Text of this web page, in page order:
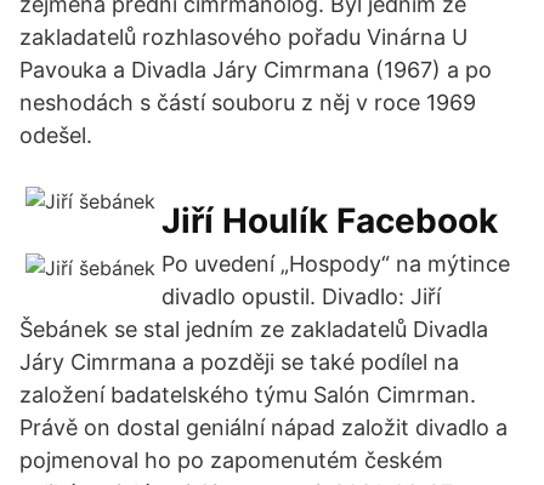
zakladatelů rozhlasového pořadu Vinárna U
Pavouka a Divadla Járy Cimrmana (1967) a po
neshodách s částí souboru z něj v roce 1969
odešel.
Jiří Houlík Facebook
Po uvedení „Hospody“ na mýtince
divadlo opustil. Divadlo: Jiří
Šebánek se stal jedním ze zakladatelů Divadla
Járy Cimrmana a později se také podílel na
založení badatelského týmu Salón Cimrman.
Právě on dostal geniální nápad založit divadlo a
pojmenoval ho po zapomenutém českém